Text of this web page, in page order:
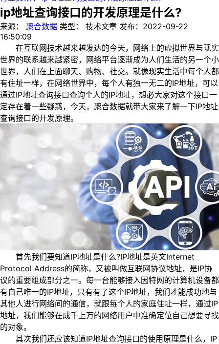
ip地址查询接口的开发原理是什么?
来源： 聚合数据 类型： 技术文章 发布： 2022-09-22
16:50:09
在互联网技术越来越发达的今天，网络上的虚拟世界与现实
世界的联系越来越紧密，网络平台逐渐成为人们生活的另一个小
世界，人们在上面聊天、购物、社交。就像现实生活中每个人都
有住址一样，在网络世界中，每个人有独一无二的IP地址，可以
通过IP地址查询接口查询个人的IP地址，想必大家对这个接口一
定存在着一些疑惑，今天，聚合数据就带大家来了解一下IP地址
查询接口的开发原理。
首先我们要知道IP地址是什么?IP地址是英文Internet
Protocol Address的简称，又被叫做互联网协议地址，是IP协
议的重要组成部分之一。每一台能够接入因特网的计算机设备都
有自己唯一的IP地址，只有有了这个IP地址，我们才能成功地与
其他人进行网络间的通信，就跟每个人的家庭住址一样，通过IP
地址，我们能够在成千上万的网络用户中准确定位自己想要寻找
的对象。
其次我们还应该知道IP地址查询接口的使用原理是什么，IP